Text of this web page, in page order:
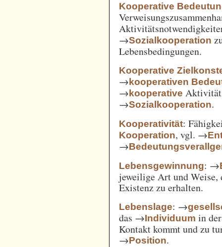
Kooperative
→Sozialkooperation
Lebensbedingungen.
Kooperative
→kooperativen
→kooperative
→Sozialkooperation.
Kooperativität:
Kooperation, vgl. →
→
Lebensgewinnung: →
jeweilige Art und
Existenz zu erhalten.
Lebenslage: →
das →Individuum in
Kontakt kommt und zu
→Position.